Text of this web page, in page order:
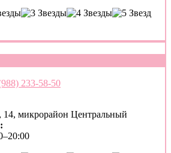
233-58-50
14, микрорайон Центральный